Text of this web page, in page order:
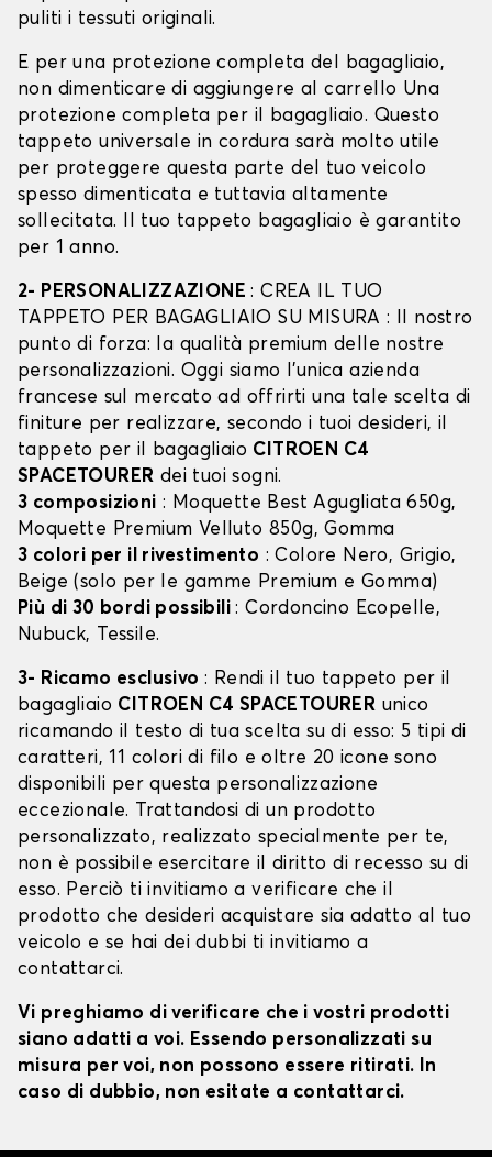
puliti i tessuti originali.
E per una protezione completa del bagagliaio,
non dimenticare di aggiungere al carrello Una
protezione completa per il bagagliaio. Questo
tappeto universale in cordura sarà molto utile
per proteggere questa parte del tuo veicolo
spesso dimenticata e tuttavia altamente
sollecitata. Il tuo tappeto bagagliaio è garantito
per 1 anno.
2- PERSONALIZZAZIONE: CREA IL TUO
TAPPETO PER BAGAGLIAIO SU MISURA : Il nostro
punto di forza: la qualità premium delle nostre
personalizzazioni. Oggi siamo l’unica azienda
francese sul mercato ad offrirti una tale scelta di
finiture per realizzare, secondo i tuoi desideri, il
tappeto per il bagagliaio CITROEN C4
SPACETOURER dei tuoi sogni.
3 composizioni : Moquette Best Agugliata 650g,
Moquette Premium Velluto 850g, Gomma
3 colori per il rivestimento : Colore Nero, Grigio,
Beige (solo per le gamme Premium e Gomma)
Più di 30 bordi possibili: Cordoncino Ecopelle,
Nubuck, Tessile.
3- Ricamo esclusivo : Rendi il tuo tappeto per il
bagagliaio CITROEN C4 SPACETOURER unico
ricamando il testo di tua scelta su di esso: 5 tipi di
caratteri, 11 colori di filo e oltre 20 icone sono
disponibili per questa personalizzazione
eccezionale. Trattandosi di un prodotto
personalizzato, realizzato specialmente per te,
non è possibile esercitare il diritto di recesso su di
esso. Perciò ti invitiamo a verificare che il
prodotto che desideri acquistare sia adatto al tuo
veicolo e se hai dei dubbi ti invitiamo a
contattarci.
Vi preghiamo di verificare che i vostri prodotti
siano adatti a voi. Essendo personalizzati su
misura per voi, non possono essere ritirati. In
caso di dubbio, non esitate a contattarci.